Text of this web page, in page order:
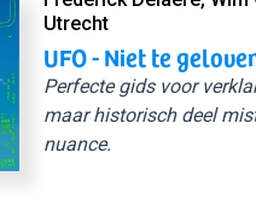
Utrecht
UFO - Niet te
Perfecte gids voor
maar historisch deel
nuance.